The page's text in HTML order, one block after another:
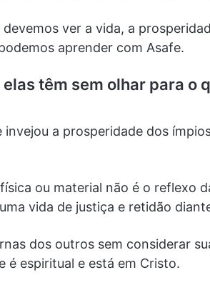
ver a vida, a
aprender com Asafe.
têm sem olhar para o
a prosperidade dos
ou material não é o reflexo
vida de justiça e retidão
dos outros sem considerar
é espiritual e está em Cristo.